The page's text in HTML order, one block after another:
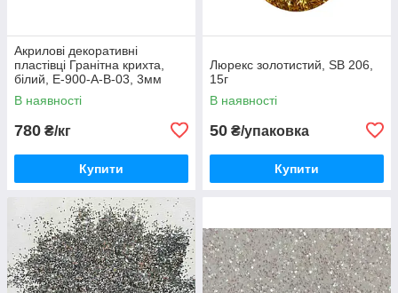
Акрилові декоративні
пластівці Гранітна крихта,
білий, Е-900-А-В-03, 3мм
В наявності
780 ₴/кг
Купити
Люрекс золотистий, SB 206,
15г
В наявності
50 ₴/упаковка
Купити